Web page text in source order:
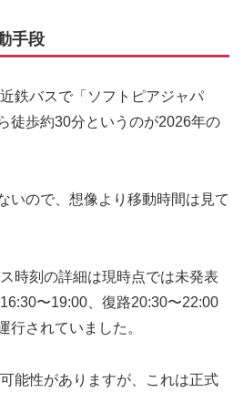
手段
鉄バスで「ソフトピアジャパ
徒歩約30分というのが2026年の
いので、想像より移動時間は見て
時刻の詳細は現時点では未発表
〜19:00、復路20:30〜22:00
行されていました。
能性がありますが、これは正式